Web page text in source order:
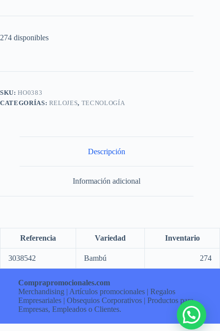
274 disponibles
SKU:HO0383
CATEGORÍAS: RELOJES, TECNOLOGÍA
Descripción
Información adicional
Referencia Variedad Inventario
3038542 Bambú 274
Comprapromocionales.com
Merchandising | Artículos promocionales | Regalos
Empresariales | Obsequios Corporativos | Productos para
Empresas, Empleados o Clientes.